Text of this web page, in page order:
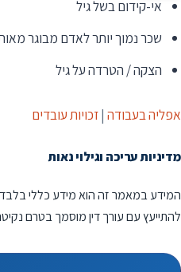
אי-קידום בשל גיל
שכר נמוך יותר לאדם מבוגר
הצקה / הטרדה על גיל
אפליה בעבודה |זכויות עובדים
מדיניות עריכה וגילוי נאות
המידע במאמר זה הוא מידע כללי בלבד
להתייעץ עם עורך דין מוסמך בטרם